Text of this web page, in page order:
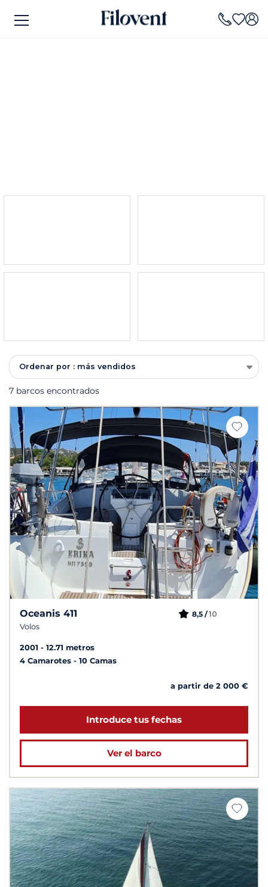
Ordenar por : más vendidos
7 barcos encontrados
Oceanis 411
Volos
8,5 /10
2001
12.71 metros
4 Camarotes
10 Camas
a partir de 2 000 €
Introduce tus fechas
Ver el barco